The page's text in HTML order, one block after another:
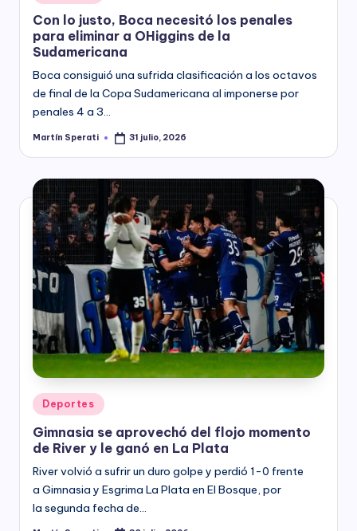
in
Con lo justo, Boca necesitó los penales
para eliminar a OHiggins de la
Sudamericana
Boca consiguió una sufrida clasificación a los octavos
de final de la Copa Sudamericana al imponerse por
penales 4 a 3…
Posted
Martín Sperati 31 julio, 2026
Posted
in
Deportes
Gimnasia se aprovechó del flojo momento
de River y le ganó en La Plata
River volvió a sufrir un duro golpe y perdió 1-0 frente
a Gimnasia y Esgrima La Plata en El Bosque, por
la segunda fecha de…